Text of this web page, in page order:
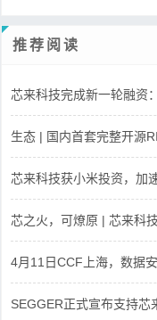
推荐阅读
芯来科技完成新一轮融资
生态 | 国内首套完整开源
芯来科技获小米投资，加
芯之火，可燎原 | 芯来科
4月11日CCF上海，数据
SEGGER正式宣布支持芯